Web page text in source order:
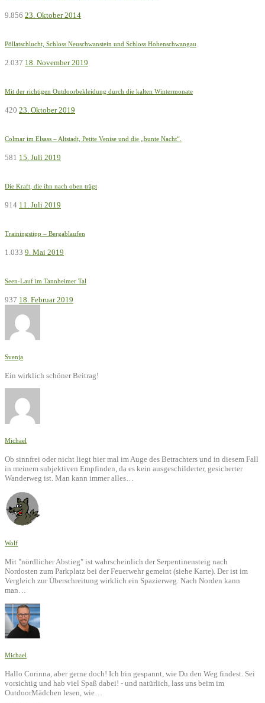
9.856 23. Oktober 2014
Pöllatschlucht, Schloss Neuschwanstein und Schloss Hohenschwangau
2.037 18. November 2019
Mit der richtigen Outdoorbekleidung durch die kalten Wintermonate
420 23. Oktober 2019
Colmar im Elsass – Altstadt, Petite Venise und die „bunte Nacht“.
581 15. Juli 2019
Die Kraft, die ihn nach oben trägt
914 11. Juli 2019
Trainingstipp – Bergablaufen
1.033 9. Mai 2019
Seen-Lauf im Tannheimer Tal
937 18. Februar 2019
Svenja
Ein wirklich schöner Beitrag!
Michael
Ob sinnfrei oder nicht liegt hier mal im Auge des Betrachters und in diesem Fall
in meinem subjektiven Empfinden, da es kein ausgeschilderter, gesicherter
Wanderweg ist. Man kann immer alles…
Wolf
Mit "nördlicher Abstieg" ist wahrscheinlich der Serpentinensteig nach
Nordosten zum Parkplatz bei der Feuerwehr gemeint (siehe Karte). Der ist im
Vergleich zur Überschreitung wirklich ein Spazierweg. Nach Norden kann
man…
Michael
Hallo Corinna, aber gerne doch! Ich bin gespannt, wie Du den Weg findest. Sei
vorsichtig und hab viel Spaß dabei! - und natürlich, lass uns beim im
OutdoorMädchen lesen, wie…